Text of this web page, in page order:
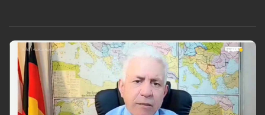
رضوان قاسم، بنیانگذار مرکز بروجن برای مطالعات راهبردی، در گفت‌وگو با